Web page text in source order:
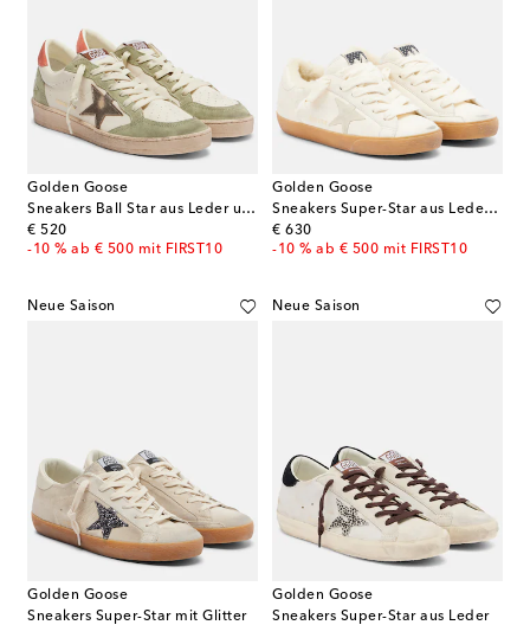
Golden Goose
Sneakers Ball Star aus Leder und Veloursleder
€ 520
original price
-10 % ab € 500 mit FIRST10
Golden Goose
Sneakers Super-Star aus Leder mit Shearling-Futter
€ 630
original price
-10 % ab € 500 mit FIRST10
Neue Saison
Golden Goose
Sneakers Super-Star mit Glitter
Neue Saison
Golden Goose
Sneakers Super-Star aus Leder